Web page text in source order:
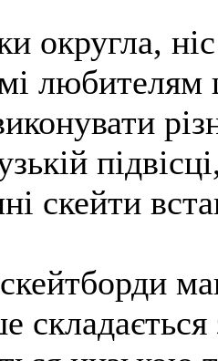
округла, ніс
любителям
скейти
складається